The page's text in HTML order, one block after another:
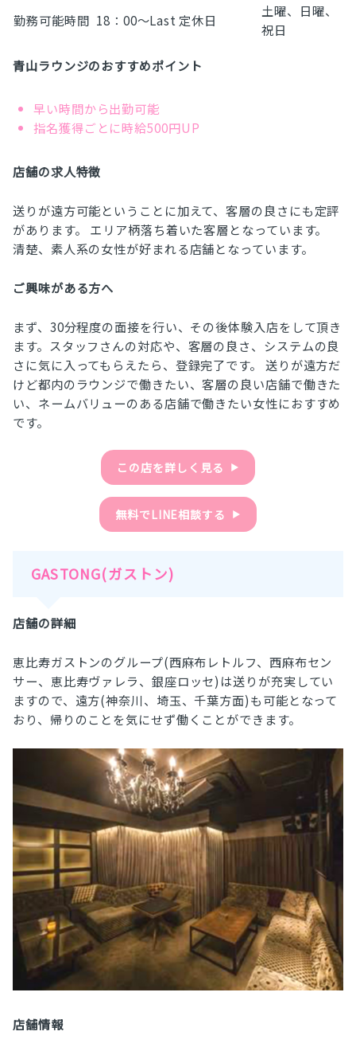
勤務可能時間 18：00～Last 定休日
土曜、日曜、
祝日
青山ラウンジのおすすめポイント
早い時間から出勤可能
指名獲得ごとに時給500円UP
店舗の求人特徴
送りが遠方可能ということに加えて、客層の良さにも定評
があります。 エリア柄落ち着いた客層となっています。
清楚、素人系の女性が好まれる店舗となっています。
ご興味がある方へ
まず、30分程度の面接を行い、その後体験入店をして頂き
ます。スタッフさんの対応や、客層の良さ、システムの良
さに気に入ってもらえたら、登録完了です。 送りが遠方だ
けど都内のラウンジで働きたい、客層の良い店舗で働きた
い、ネームバリューのある店舗で働きたい女性におすすめ
です。
この店を詳しく見る ▶︎
無料でLINE相談する ▶︎
GASTONG(ガストン)
店舗の詳細
恵比寿ガストンのグループ(西麻布レトルフ、西麻布セン
サー、恵比寿ヴァレラ、銀座ロッセ)は送りが充実してい
ますので、遠方(神奈川、埼玉、千葉方面)も可能となって
おり、帰りのことを気にせず働くことができます。
店舗情報